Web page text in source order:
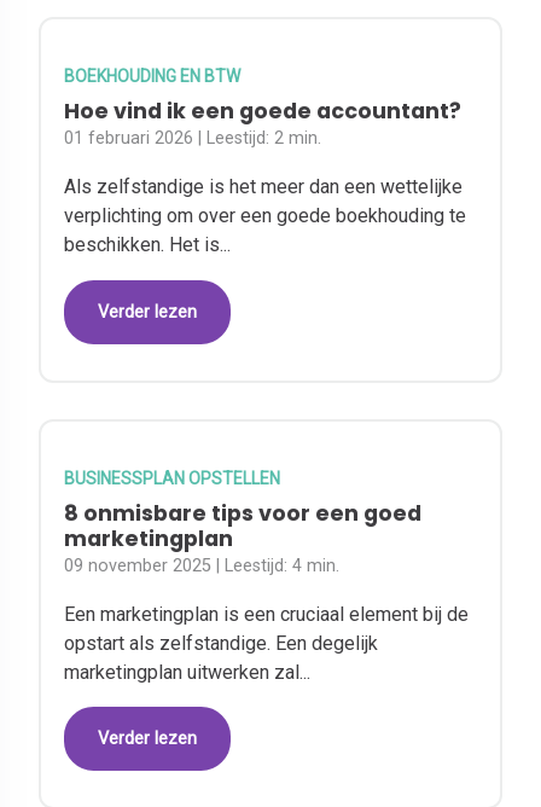
BOEKHOUDING EN BTW
Hoe vind ik een goede accountant?
01 februari 2026 | Leestijd:2 min.
Als zelfstandige is het meer dan een wettelijke
verplichting om over een goede boekhouding te
beschikken. Het is...
Verder lezen
BUSINESSPLAN OPSTELLEN
8 onmisbare tips voor een goed
marketingplan
09 november 2025 | Leestijd:4 min.
Een marketingplan is een cruciaal element bij de
opstart als zelfstandige. Een degelijk
marketingplan uitwerken zal...
Verder lezen